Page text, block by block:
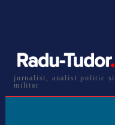
jurnalist, analist politic și
militar